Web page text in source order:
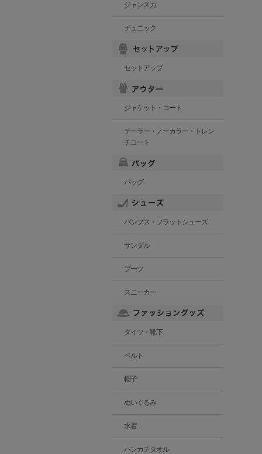
ジャンスカ
チュニック
セットアップ
ジャケット・コート
テーラー・ノーカラー・トレン
チコート
バッグ
パンプス・フラットシューズ
サンダル
ブーツ
スニーカー
タイツ・靴下
ベルト
帽子
ぬいぐるみ
水着
ハンカチタオル